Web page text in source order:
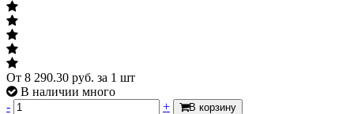
От 8 290.30 руб. за 1 шт
В наличии много
-
+ В корзину